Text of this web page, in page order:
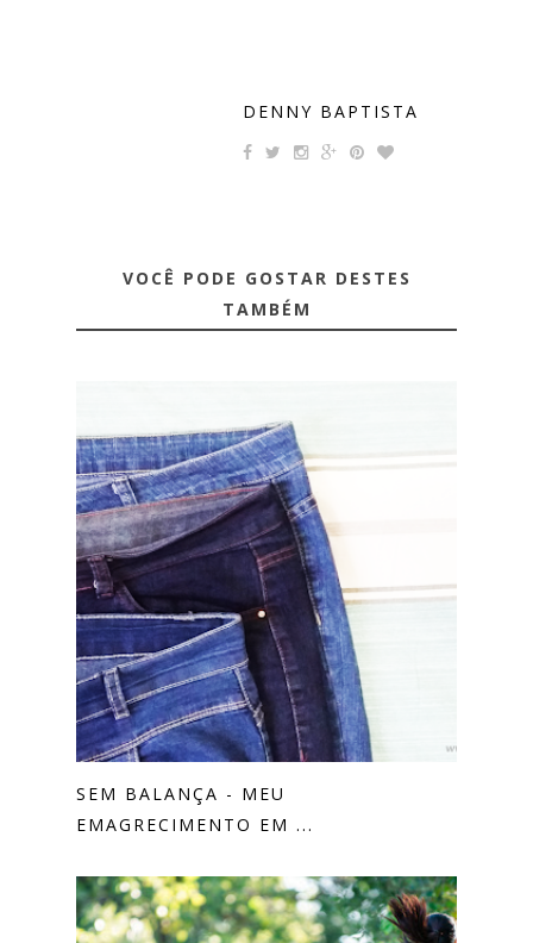
DENNY BAPTISTA
VOCÊ PODE GOSTAR DESTES
TAMBÉM
SEM BALANÇA - MEU
EMAGRECIMENTO EM ...